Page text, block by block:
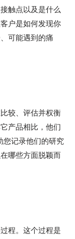
触点以及是什么
户是如何发现你
可能遇到的痛
较、评估并权衡
产品相比，他们
您记录他们的研究
哪些方面脱颖而
程。这个过程是